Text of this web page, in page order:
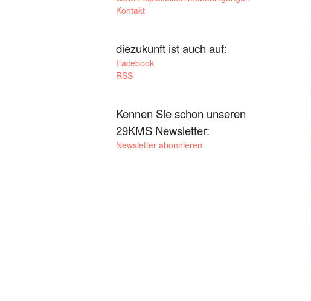
Kontakt
diezukunft ist auch auf:
Facebook
RSS
Kennen Sie schon unseren
29KMS Newsletter:
Newsletter abonnieren